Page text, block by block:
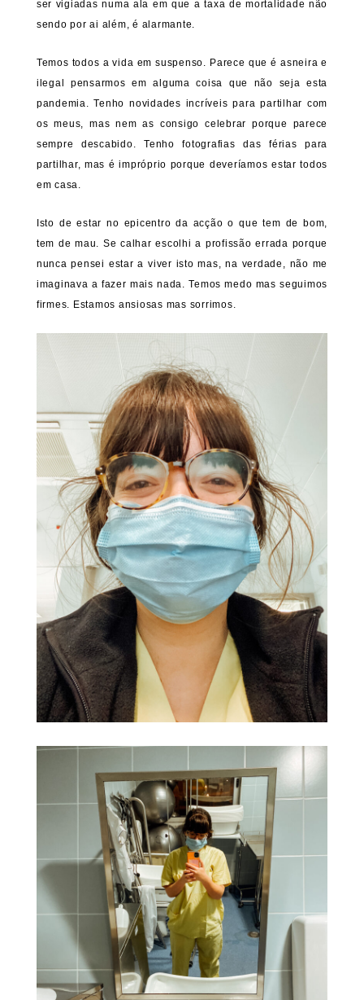
ser vigiadas numa ala em que a taxa de mortalidade não
sendo por ai além, é alarmante.
Temos todos a vida em suspenso. Parece que é asneira e
ilegal pensarmos em alguma coisa que não seja esta
pandemia. Tenho novidades incríveis para partilhar com
os meus, mas nem as consigo celebrar porque parece
sempre descabido. Tenho fotografias das férias para
partilhar, mas é impróprio porque deveríamos estar todos
em casa.
Isto de estar no epicentro da acção o que tem de bom,
tem de mau. Se calhar escolhi a profissão errada porque
nunca pensei estar a viver isto mas, na verdade, não me
imaginava a fazer mais nada. Temos medo mas seguimos
firmes. Estamos ansiosas mas sorrimos.